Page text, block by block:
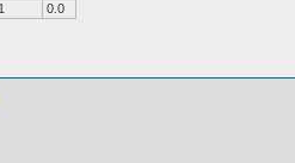
1 0.0